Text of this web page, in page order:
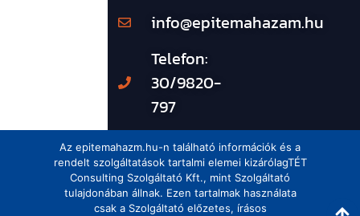
info@epitemahazam.hu
Telefon:
30/9820-
797
Az epitemahazm.hu-n található információk és a
rendelt szolgáltatások tartalmi elemei kizárólagTÉT
Consulting Szolgáltató Kft., mint Szolgáltató
tulajdonában állnak. Ezen tartalmak használata
csak a Szolgáltató előzetes, írásos